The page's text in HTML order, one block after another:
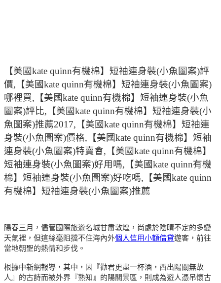
【美國kate quinn有機棉】短袖連身裝(小魚圖案)評
價,【美國kate quinn有機棉】短袖連身裝(小魚圖案)
哪裡買,【美國kate quinn有機棉】短袖連身裝(小魚
圖案)評比,【美國kate quinn有機棉】短袖連身裝(小
魚圖案)推薦2017,【美國kate quinn有機棉】短袖連
身裝(小魚圖案)價格,【美國kate quinn有機棉】短袖
連身裝(小魚圖案)特賣會,【美國kate quinn有機棉】
短袖連身裝(小魚圖案)好用嗎,【美國kate quinn有機
棉】短袖連身裝(小魚圖案)好吃嗎,【美國kate quinn
有機棉】短袖連身裝(小魚圖案)推薦
陽春三月，儘管國際旅遊名城甘肅敦煌，尚處於陰晴不定的多變
天氣裡，但這絲毫阻擋不住海內外個人信用小額借貸遊客，前往
當地朝聖的熱情和步伐。
根據中新網報導，其中，因『勸君更盡一杯酒，西出陽關無故
人』的古詩而被外界『熟知』的陽關景區，則成為遊人憑吊懷古